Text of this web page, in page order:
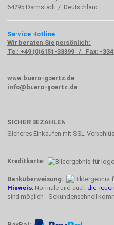
64295 Darmstadt / Deutschland
Service Hotline
Wir beraten Sie persönlich:
Tel: +49 (0)6151-33399 / Fax: -
www.buero-goertz.de
info@buero-goertz.de
SICHER BEZAHLEN
Sicheres Einkaufen mit SSL-
Kreditkarte:
Banküberweisung:
Hinweis: Normale und auch die
sind möglich - Sekundenschnell